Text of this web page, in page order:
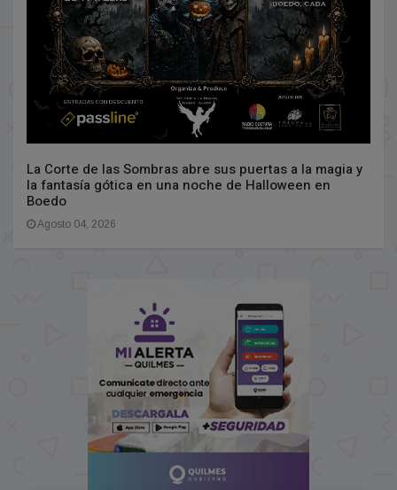
La Corte de las Sombras abre sus puertas a la magia y
la fantasía gótica en una noche de Halloween en
Boedo
Agosto 04, 2026